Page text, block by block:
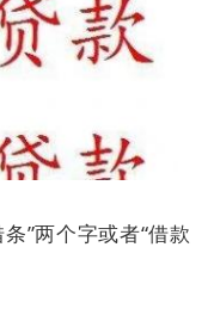
”两个字或者“借款